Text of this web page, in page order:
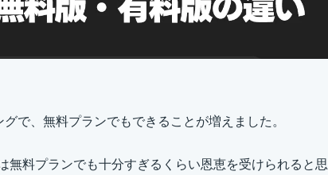
で、無料プランでもできることが増えました。
無料プランでも十分すぎるくらい恩恵を受けられると思